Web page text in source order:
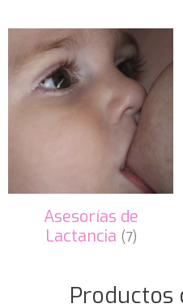
Asesorías de
Lactancia (7)
Productos